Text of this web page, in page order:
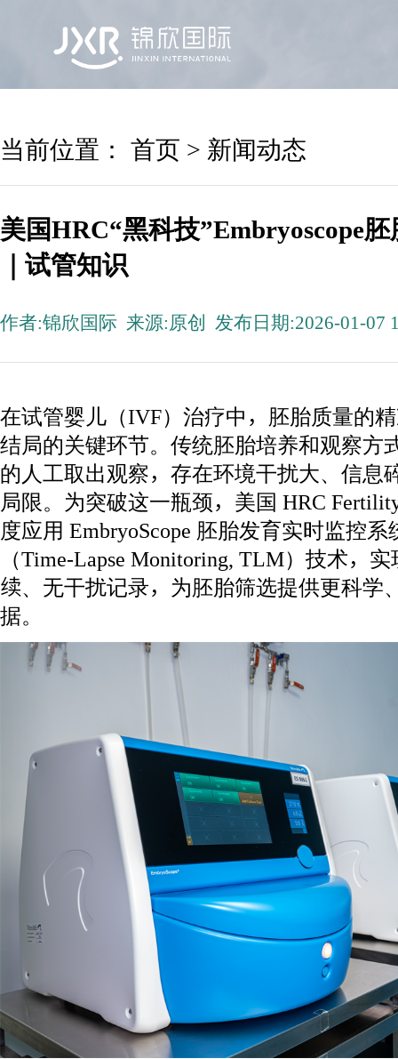
当前位置： 首页 > 新闻动态
美国HRC“黑科技”Embryoscope
｜试管知识
作者:锦欣国际 来源:原创 发布日期:2026-01-07
在试管婴儿（IVF）治疗中，胚胎质量的
结局的关键环节。传统胚胎培养和观察方
的人工取出观察，存在环境干扰大、信息
局限。为突破这一瓶颈，美国 HRC
度应用 EmbryoScope 胚胎发育实时监控
（Time-Lapse Monitoring, TLM）技术，
续、无干扰记录，为胚胎筛选提供更科学
据。